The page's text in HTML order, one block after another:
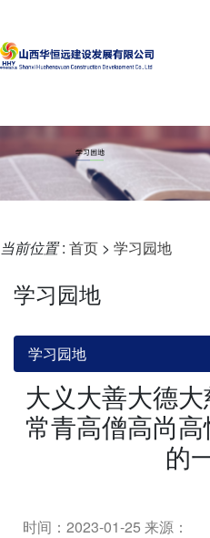
当前位置: 首页 > 学习园地
学习园地
学习园地
大义大善大德
常青高僧高尚
的
时间：2023-01-25 来源：